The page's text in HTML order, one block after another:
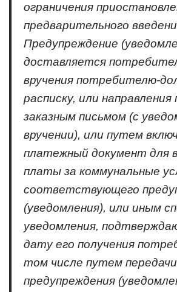
ограничения
предварительного
Предупреждение
доставляется
вручения потребителю-
расписку, или направления
заказным письмом (с
вручении), или путем
платежный документ для
платы за коммунальные
соответствующего
(уведомления), или иным
уведомления,
дату его получения
том числе путем
предупреждения